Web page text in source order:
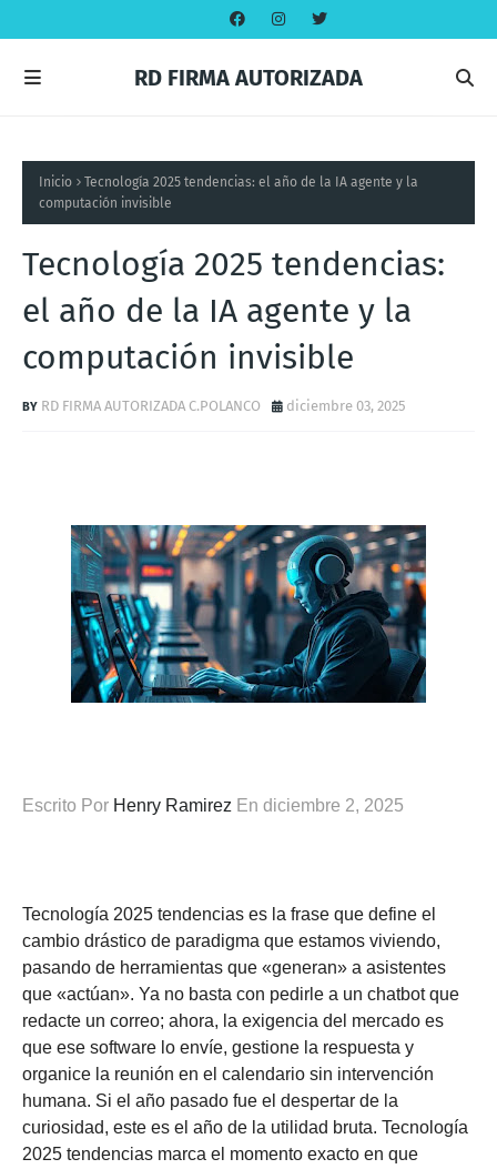
RD FIRMA AUTORIZADA
Inicio
Tecnología 2025 tendencias: el año de la IA agente y la
computación invisible
Tecnología 2025 tendencias:
el año de la IA agente y la
computación invisible
RD FIRMA AUTORIZADA C.POLANCO diciembre 03, 2025
Escrito Por Henry Ramirez En diciembre 2, 2025
Tecnología 2025 tendencias es la frase que define el
cambio drástico de paradigma que estamos viviendo,
pasando de herramientas que «generan» a asistentes
que «actúan». Ya no basta con pedirle a un chatbot que
redacte un correo; ahora, la exigencia del mercado es
que ese software lo envíe, gestione la respuesta y
organice la reunión en el calendario sin intervención
humana. Si el año pasado fue el despertar de la
curiosidad, este es el año de la utilidad bruta. Tecnología
2025 tendencias marca el momento exacto en que